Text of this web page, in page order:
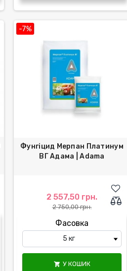
-7%
Фунгіцид Мерпан Платинум
ВГ Адама | Adama
2 557,50 грн.
2 750,00 грн.
Фасовка
 У КОШИК